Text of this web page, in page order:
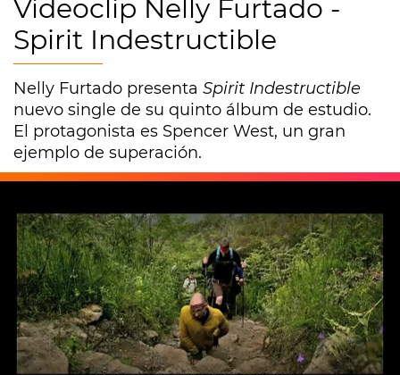
Videoclip Nelly Furtado -
Spirit Indestructible
Nelly Furtado presenta Spirit Indestructible
nuevo single de su quinto álbum de estudio.
El protagonista es Spencer West, un gran
ejemplo de superación.